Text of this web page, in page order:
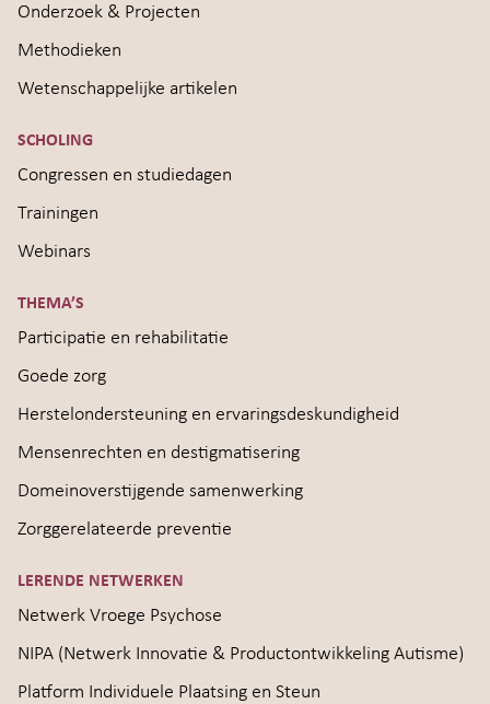
Onderzoek & Projecten
Methodieken
Wetenschappelijke artikelen
SCHOLING
Congressen en studiedagen
Trainingen
Webinars
THEMA’S
Participatie en rehabilitatie
Goede zorg
Herstelondersteuning en ervaringsdeskundigheid
Mensenrechten en destigmatisering
Domeinoverstijgende samenwerking
Zorggerelateerde preventie
LERENDE NETWERKEN
Netwerk Vroege Psychose
NIPA (Netwerk Innovatie & Productontwikkeling Autisme)
Platform Individuele Plaatsing en Steun